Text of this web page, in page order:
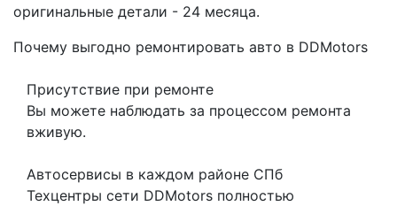
оригинальные детали - 24 месяца.
Почему выгодно ремонтировать авто в DDMotors
Присутствие при ремонте
Вы можете наблюдать за процессом ремонта
вживую.
Автосервисы в каждом районе СПб
Техцентры сети DDMotors полностью